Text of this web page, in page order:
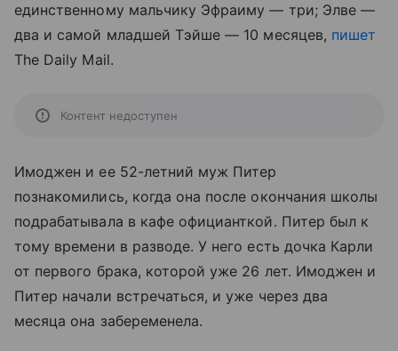
единственному мальчику Эфраиму — три; Элве —
два и самой младшей Тэйше — 10 месяцев, пишет
The Daily Mail.
Контент недоступен
Имоджен и ее 52-летний муж Питер
познакомились, когда она после окончания школы
подрабатывала в кафе официанткой. Питер был к
тому времени в разводе. У него есть дочка Карли
от первого брака, которой уже 26 лет. Имоджен и
Питер начали встречаться, и уже через два
месяца она забеременела.